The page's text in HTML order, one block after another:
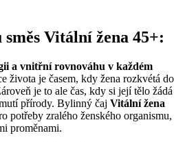
Vitální žena 45+:
a vnitřní rovnováhu v každém
života je časem, kdy žena rozkvétá do
je to ale čas, kdy si její tělo žádá
přírody. Bylinný čaj Vitální žena
potřeby zralého ženského organismu,
proměnami.